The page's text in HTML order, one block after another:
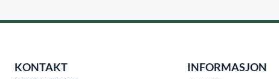
KONTAKT INFORMASJON